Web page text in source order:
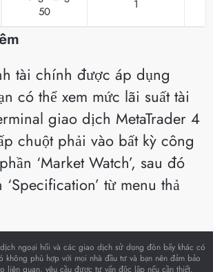
50
1
tài chính được áp dụng
có thể xem mức lãi suất tài
giao dịch MetaTrader 4
chuột phải vào bất kỳ công
‘Market Watch’, sau đó
từ menu thả
ngoại hối và các giao dịch sử dụng đòn bẩy khác có
phù hợp với mọi nhà đầu tư và bạn nên đảm bảo
liên quan, yêu cầu được tư vấn độc lập nếu cần thiết.